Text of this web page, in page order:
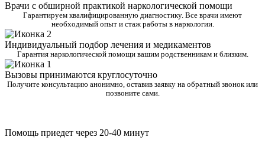
Врачи с обширной практикой наркологической помощи
Гарантируем квалифицированную диагностику. Все врачи имеют
необходимый опыт и стаж работы в наркологии.
Индивидуальный подбор лечения и медикаментов
Гарантия наркологической помощи вашим родственникам и близким.
Вызовы принимаются круглосуточно
Получите консультацию анонимно, оставив заявку на обратный звонок или
позвоните сами.
Помощь приедет через 20-40 минут